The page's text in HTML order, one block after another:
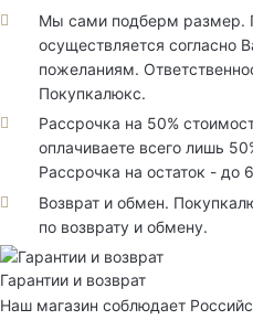
Мы сами подберм размер.
осуществляется согласно
пожеланиям.
Покупкалюкс.
Рассрочка на 50%
оплачиваете всего лишь
Рассрочка на остаток - до
Возврат и обмен.
по возврату и обмену.
Гарантии и возврат
Наш магазин соблюдает